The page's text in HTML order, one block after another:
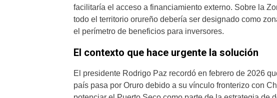
facilitaría el acceso a financiamiento externo. Sobre la
todo el territorio orureño debería ser designado como
el perímetro de beneficios para inversores.
El contexto que hace urgente la solución
El presidente Rodrigo Paz recordó en febrero de 2026
país pasa por Oruro debido a su vínculo fronterizo con